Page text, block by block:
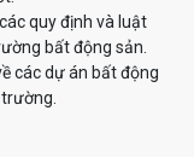
quy định và luật
bất động sản.
các dự án bất động